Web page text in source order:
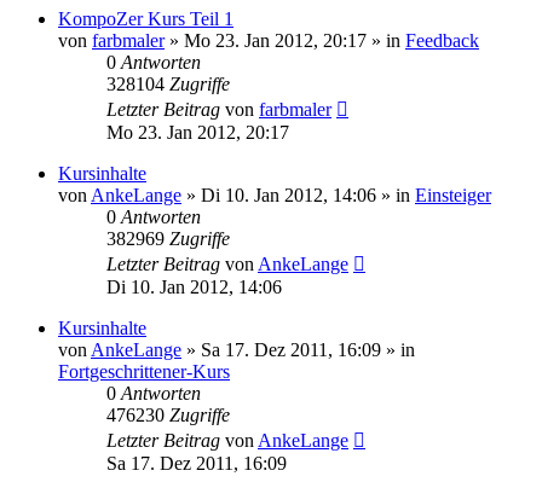
KompoZer Kurs Teil 1
von farbmaler» Mo 23. Jan 2012, 20:17 » in Feedback
0 Antworten
328104 Zugriffe
Letzter Beitrag von farbmaler
Mo 23. Jan 2012, 20:17
Kursinhalte
von AnkeLange » Di 10. Jan 2012, 14:06 » in Einsteiger
0 Antworten
382969 Zugriffe
Letzter Beitrag von AnkeLange
Di 10. Jan 2012, 14:06
Kursinhalte
von AnkeLange » Sa 17. Dez 2011, 16:09 » in
Fortgeschrittener-Kurs
0 Antworten
476230 Zugriffe
Letzter Beitrag von AnkeLange
Sa 17. Dez 2011, 16:09